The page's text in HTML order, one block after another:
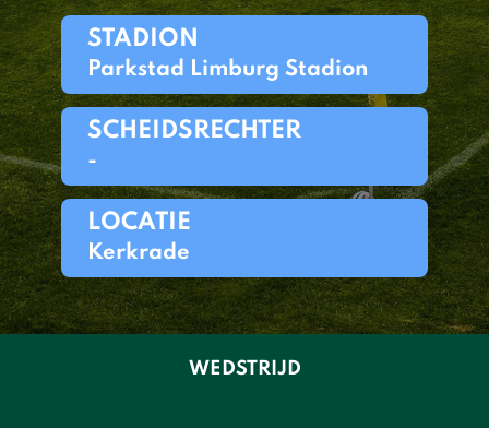
STADION
Parkstad Limburg Stadion
SCHEIDSRECHTER
-
LOCATIE
Kerkrade
WEDSTRIJD